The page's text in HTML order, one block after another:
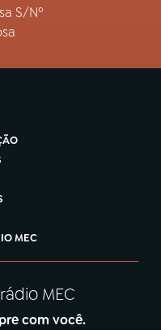
S/Nº
MEC
MEC
com você.